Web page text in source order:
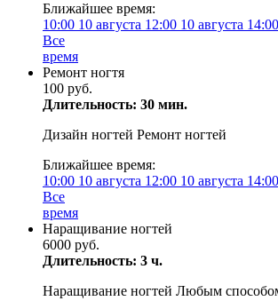
Ближайшее время:
10:00 10 августа 12:00 10 августа 14:00
Все
время
Ремонт ногтя
100 руб.
Длительность: 30 мин.
Дизайн ногтей Ремонт ногтей
Ближайшее время:
10:00 10 августа 12:00 10 августа 14:00
Все
время
Наращивание ногтей
6000 руб.
Длительность: 3 ч.
Наращивание ногтей Любым